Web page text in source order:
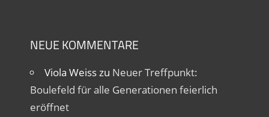
NEUE KOMMENTARE
Viola Weisszu Neuer Treffpunkt:
Boulefeld für alle Generationen feierlich
eröffnet